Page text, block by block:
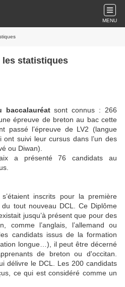
MENU
les statistiques
sont connus : 266
épreuve de breton au bac cette
passé l’épreuve de LV2 (langue
suivi leur cursus dans l’un des
ou Diwan).
a présenté 76 candidats au
inscrits pour la première
tout nouveau DCL. Ce Diplôme
jusqu’à présent que pour des
comme l’anglais, l’allemand ou
candidats issus de la formation
longue…), il peut être décerné
de breton ou d'occitan.
délivre le DCL. Les 200 candidats
ce qui est considéré comme un